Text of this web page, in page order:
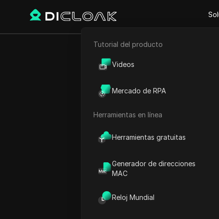
Comercio electrónico
Tutorial del producto
Videos
Mercado de RPA
Herramientas en línea
Herramientas gratuitas
Generador de direcciones
MAC
Reloj Mundial
Arregla
artículos en
Play Video:Arregla el